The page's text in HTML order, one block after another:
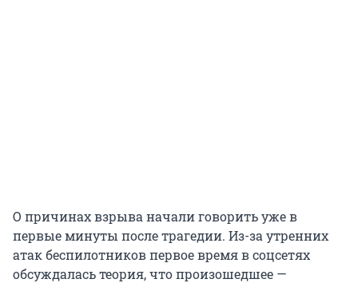
О причинах взрыва начали говорить уже в
первые минуты после трагедии. Из-за утренних
атак беспилотников первое время в соцсетях
обсуждалась теория, что произошедшее —